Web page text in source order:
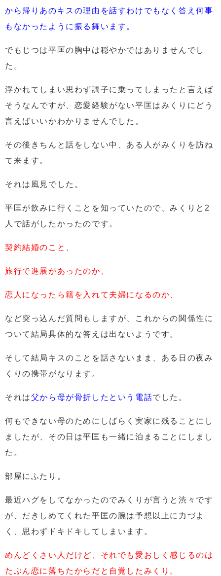
から帰りあのキスの理由を話すわけでもなく答え何事
もなかったように振る舞います。
でもじつは平匡の胸中は穏やかではありませんでし
た。
浮かれてしまい思わず調子に乗ってしまったと言えば
そうなんですが、恋愛経験がない平匡はみくりにどう
言えばいいかわかりませんでした。
その後きちんと話をしない中、ある人がみくりを訪ね
て来ます。
それは風見でした。
平匡が飲みに行くことを知っていたので、みくりと2
人で話がしたかったのです。
契約結婚のこと、
旅行で進展があったのか、
恋人になったら籍を入れて夫婦になるのか、
など突っ込んだ質問もしますが、これからの関係性に
ついて結局具体的な答えは出ないようです。
そして結局キスのことを話さないまま、ある日の夜み
くりの携帯がなります。
それは父から母が骨折したという電話でした。
何もできない母のためにしばらく実家に残ることにし
ましたが、その日は平匡も一緒に泊まることにしまし
た。
部屋にふたり。
最近ハグをしてなかったのでみくりが言うと渋々です
が、だきしめてくれた平匡の腕は予想以上に力づよ
く、思わずドキドキしてしまいます。
めんどくさい人だけど、それでも愛おしく感じるのは
たぶん恋に落ちたからだと自覚したみくり。